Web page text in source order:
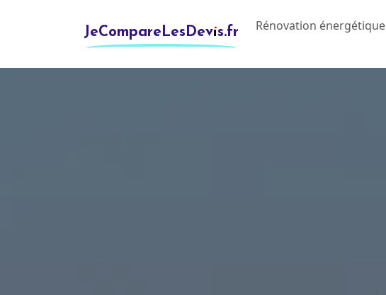
JeCompareLesDevis.fr Rénovation énergétique